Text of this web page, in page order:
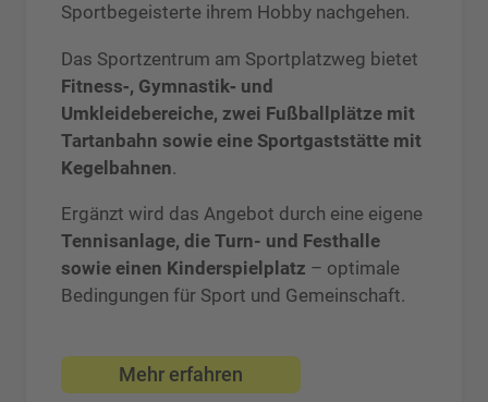
Sportbegeisterte ihrem Hobby nachgehen.
Das Sportzentrum am Sportplatzweg bietet
Fitness‑, Gymnastik‑ und
Umkleidebereiche, zwei Fußballplätze mit
Tartanbahn sowie eine Sportgaststätte mit
Kegelbahnen.
Ergänzt wird das Angebot durch eine eigene
Tennisanlage, die Turn- und Festhalle
sowie einen Kinderspielplatz – optimale
Bedingungen für Sport und Gemeinschaft.
Mehr erfahren